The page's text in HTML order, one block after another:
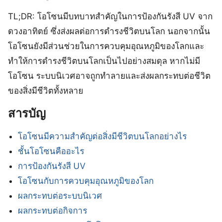
TL;DR: โอโซนมีบทบาทสำคัญในการป้องกันรังสี UV จาก
ดวงอาทิตย์ ซึ่งส่งผลต่อการดำรงชีวิตบนโลก นอกจากนั้น
โอโซนยังมีส่วนช่วยในการควบคุมอุณหภูมิของโลกและ
ทำให้การดำรงชีวิตบนโลกเป็นไปอย่างสมดุล หากไม่มี
โอโซน ระบบนิเวศอาจถูกทำลายและส่งผลกระทบต่อชีวิต
ของสิ่งมีชีวิตทั้งหลาย
สารบัญ
โอโซนมีความสำคัญต่อสิ่งมีชีวิตบนโลกอย่างไร
ชั้นโอโซนคืออะไร
การป้องกันรังสี UV
โอโซนกับการควบคุมอุณหภูมิของโลก
ผลกระทบต่อระบบนิเวศ
ผลกระทบต่อกิจการ